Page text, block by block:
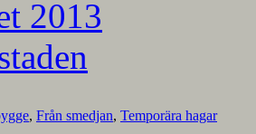
2013
, Från smedjan, Temporära hagar